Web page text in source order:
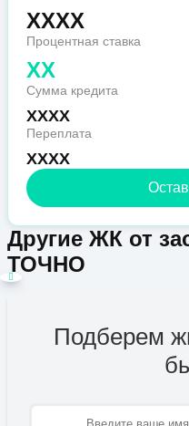
XXXX
Процентная ставка
XX
Сумма кредита
XXXX
Переплата
XXXX
Другие ЖК от
ТОЧНО
Подберем